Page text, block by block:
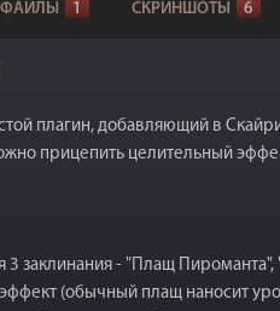
ФАЙЛЫ 1 СКРИНШОТЫ 6
плагин, добавляющий в
прицепить целительный
3 заклинания - "Плащ
(обычный плащ наносит